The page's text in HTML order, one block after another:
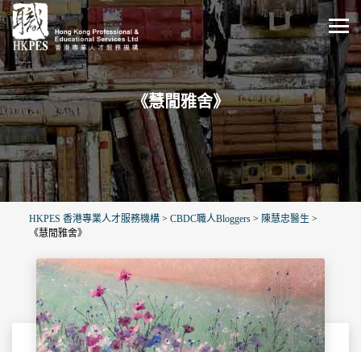
《慧閒雅舍》
HKPES 香港專業人才服務機構 > CBDC職人Bloggers > 陳慧忠醫生 >
《慧閒雅舍》